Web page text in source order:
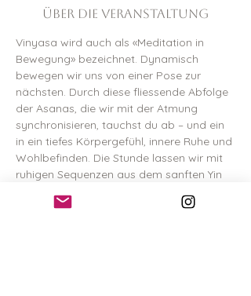
Über die Veranstaltung
Vinyasa wird auch als «Meditation in
Bewegung» bezeichnet. Dynamisch
bewegen wir uns von einer Pose zur
nächsten. Durch diese fliessende Abfolge
der Asanas, die wir mit der Atmung
synchronisieren, tauchst du ab – und ein
in ein tiefes Körpergefühl, innere Ruhe und
Wohlbefinden. Die Stunde lassen wir mit
ruhigen Sequenzen aus dem sanften Yin
in einer Pose verweilen, um einen Zustand